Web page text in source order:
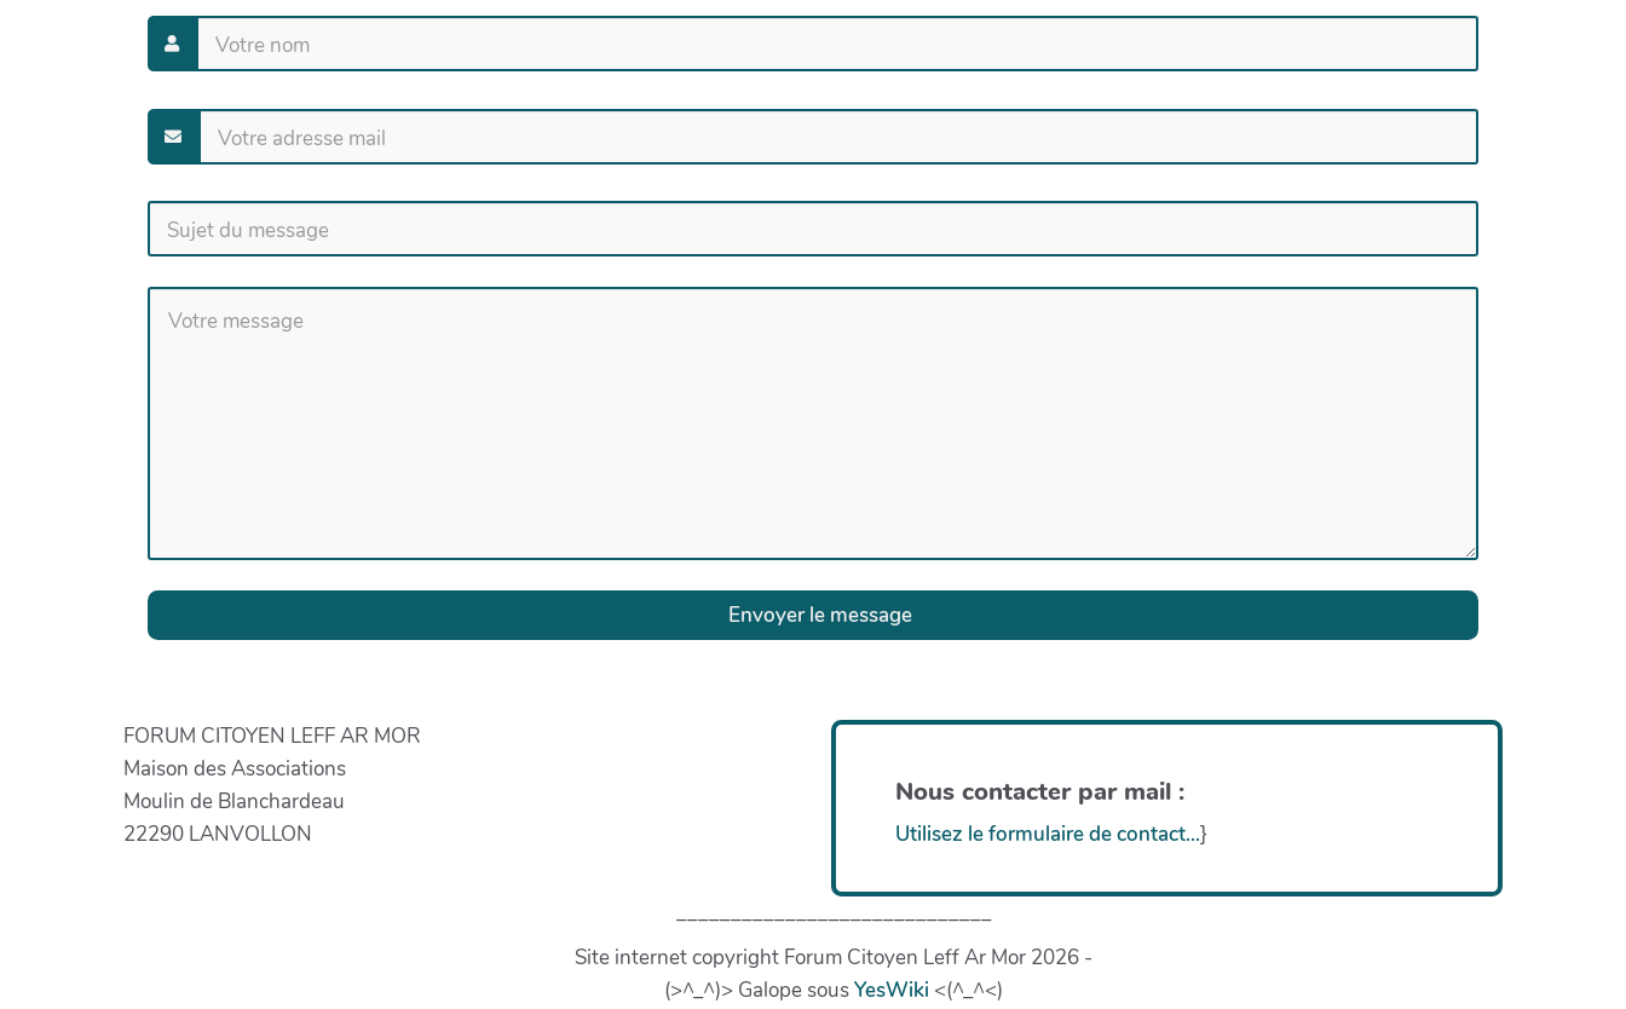
Envoyer le message
FORUM CITOYEN LEFF AR MOR
Maison des Associations
Moulin de Blanchardeau
22290 LANVOLLON
Nous contacter par mail :
Utilisez le formulaire de contact...}
_____________________________
Site internet copyright Forum Citoyen Leff Ar Mor 2026 -
(>^_^)> Galope sousYesWiki <(^_^<)